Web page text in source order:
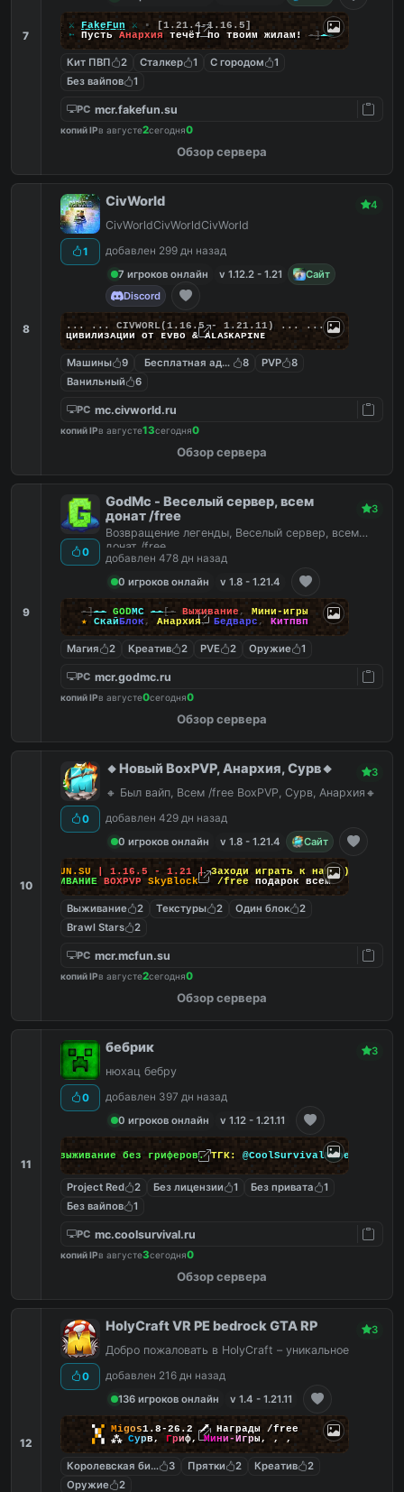
7
╔ ⚔ FakeFun ⚔ ▪
[1.21.4-1.16.5]
╚ ➵ Пусть Анархия течёт по твоим жилам! -]--
Кит ПВП 2 Сталкер 1 С городом
1
Без вайпов
1
PC mcr.fakefun.su
копий IPв августе2сегодня0
Обзор сервера
8
1
CivWorld 4
CivWorldCivWorldCivWorld
добавлен 299 дн назад
7 игроков онлайн
v 1.12.2 - 1.21
Сайт
Discord
... ... CIVWORL (1.16.5 - 1.21.11) ... ...
циʙилизᴀции от ᴇᴠʙᴏ & ᴀʟᴀꜱᴋᴀᴘɪɴᴇ
Машины 9 Бесплатная админка
8 PVP
8
Ванильный
6
PC mc.civworld.ru
копий IPв августе13сегодня0
Обзор сервера
9
0
GodMc - Веселый сервер, всем
донат /free
3
Возвращение легенды, Веселый сервер, всем
донат /free
добавлен 478 дн назад
0 игроков онлайн
v 1.8 - 1.21.4
-]-- GODMC --[- Выживание , Мини-игры
★ СкайБлок, Анархия, Бедварс , Китпвп
Магия 2 Креатив 2 PVE 2 Оружие 1
PC mcr.godmc.ru
копий IPв августе0сегодня0
Обзор сервера
10
0
🔸Новый BoxPVP, Анархия, Сурв🔸 3
🔸 Был вайп, Всем /free BoxPVP, Сурв, Анархия🔸
добавлен 429 дн назад
0 игроков онлайн
v 1.8 - 1.21.4 Сайт
MCFUN.SU | 1.16.5 - 1.21 |Заходи играть к нам ;)
ВЫЖИВАНИЕ BOXPVP SkyBlock- /free подарок всем
Выживание 2 Текстуры 2 Один блок
2
Brawl Stars
2
PC mcr.mcfun.su
копий IPв августе2сегодня0
Обзор сервера
11
0
бебрик 3
нюхац бебру
добавлен 397 дн назад
0 игроков онлайн
v 1.12 - 1.21.11
Обычное выживание без гриферов.ТГК: @CoolSurvivalMinecraft
Project Red 2 Без лицензии 1 Без привата
1
Без вайпов
1
PC mc.coolsurvival.ru
копий IPв августе3сегодня0
Обзор сервера
12
0
HolyCraft VR PE bedrock GTA RP 3
Добро пожаловать в HolyCraft – уникальное
добавлен 216 дн назад
136 игроков онлайн
v 1.4 - 1.21.11
▚▞ Migos1.8-26.2🗡 Награды /free
▞▚ ⁂ Сурв, Гриф,Мини-Игры, , ,
Королевская битва3 Прятки 2 Креатив
2
Оружие
2